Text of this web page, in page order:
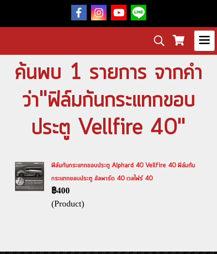
ค้นพบ 1 รายการ จากคำ
ว่า"ฟิล์มกันกระแทกขอบ
ประตู Vellfire 40"
ฟิล์มกันกระแทกขอบประตู Alphard 40 Vellfire 40 ฟิล์มกัน
กระแทกขอบประตู อัลพาร์ด 40 เวลไฟร์ 40
฿400
(Product)